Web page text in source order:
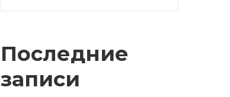
Последние
записи